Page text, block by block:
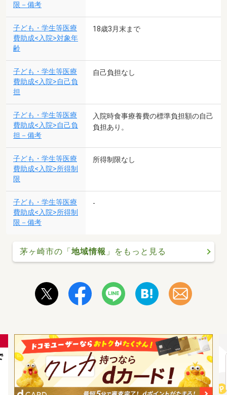
限－備考
子ども・学生等医療
費助成<入院>対象年
齢
18歳3月末まで
子ども・学生等医療
費助成<入院>自己負
担
自己負担なし
子ども・学生等医療
費助成<入院>自己負
担－備考
入院時食事療養費の標準負担額の自己
負担あり。
子ども・学生等医療
費助成<入院>所得制
限
所得制限なし
子ども・学生等医療
費助成<入院>所得制
限－備考
-
茅ヶ崎市の「地域情報 」をもっと見る